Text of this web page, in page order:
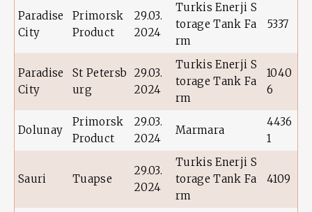
Paradise
City
Primorsk
Product
29.03.
2024
Turkis Enerji S
torage Tank Fa
rm
5337
Paradise
City
St Petersb
urg
29.03.
2024
Turkis Enerji S
torage Tank Fa
rm
1040
6
Dolunay
Primorsk
Product
29.03.
2024
Marmara
4436
1
Sauri Tuapse
29.03.
2024
Turkis Enerji S
torage Tank Fa
rm
4109